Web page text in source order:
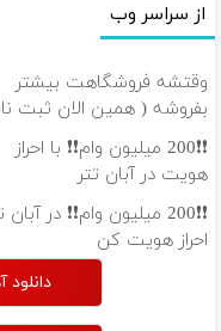
از سراسر وب
وقتشه فروشگاهت بیشتر
بفروشه ( همین الان ثبت
کن )
❗❗200 میلیون وام❗❗ با احراز
هویت در آبان تتر
❗❗200 میلیون وام❗❗ در آبان
احراز هویت کن